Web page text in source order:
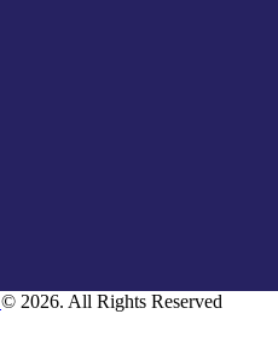
© 2026. All Rights Reserved